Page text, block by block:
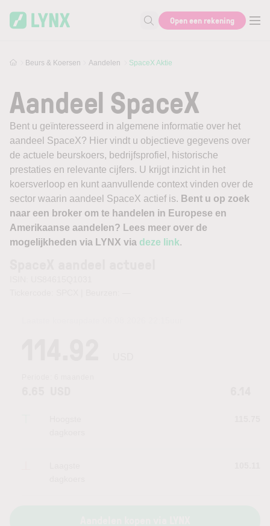
Zoek naar informatie
Open een rekening
Beurs & Koersen Aandelen SpaceX Aktie
Aandeel SpaceX
Bent u geïnteresseerd in algemene informatie over het
aandeel SpaceX? Hier vindt u objectieve gegevens over
de actuele beurskoers, bedrijfsprofiel, historische
prestaties en relevante cijfers. U krijgt inzicht in het
koersverloop en kunt aanvullende context vinden over de
sector waarin aandeel SpaceX actief is. Bent u op zoek
naar een broker om te handelen in Europese en
Amerikaanse aandelen? Lees meer over de
mogelijkheden via LYNX via deze link.